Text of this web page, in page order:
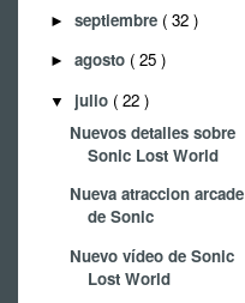
► septiembre ( 32 )
► agosto ( 25 )
▼ julio ( 22 )
Nuevos detalles sobre
Sonic Lost World
Nueva atraccion arcade
de Sonic
Nuevo vídeo de Sonic
Lost World